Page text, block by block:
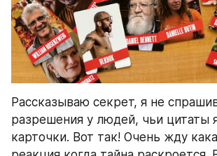
Рассказываю секрет, я не
разрешения у людей, чьи цитаты
карточки. Вот так! Очень жду